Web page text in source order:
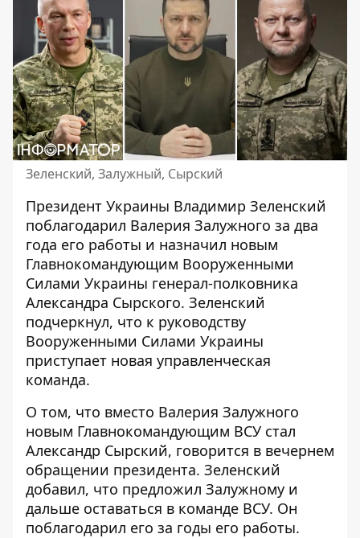
Зеленский, Залужный, Сырский
Президент Украины Владимир Зеленский
поблагодарил Валерия Залужного за два
года его работы и назначил новым
Главнокомандующим Вооруженными
Силами Украины генерал-полковника
Александра Сырского. Зеленский
подчеркнул, что к руководству
Вооруженными Силами Украины
приступает новая управленческая
команда.
О том, что вместо Валерия Залужного
новым Главнокомандующим ВСУ стал
Александр Сырский, говорится в вечернем
обращении президента. Зеленский
добавил, что предложил Залужному и
дальше оставаться в команде ВСУ. Он
поблагодарил его за годы его работы.